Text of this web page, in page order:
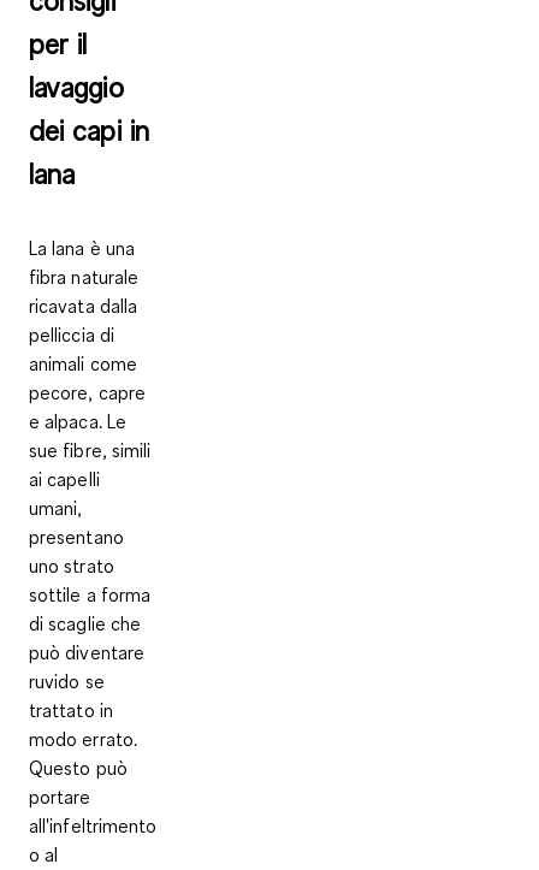
per il
lavaggio
dei capi in
lana
La lana è una
fibra naturale
ricavata dalla
pelliccia di
animali come
pecore, capre
e alpaca. Le
sue fibre, simili
ai capelli
umani,
presentano
unostrato
sottile a forma
di scaglie che
può diventare
ruvido se
trattato in
modo errato.
Questo può
portare
all'infeltrimento
o al